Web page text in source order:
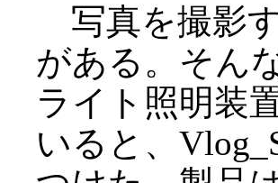
写真を撮影
がある。そん
ライト照明装
いると、